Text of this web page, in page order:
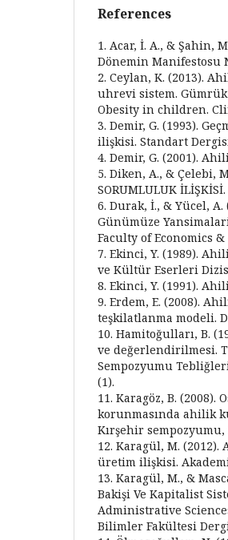
References
1. Acar, İ. A., & Şahin,
Dönemin Manifestosu
2. Ceylan, K. (2013).
uhrevi sistem. Gümrük
Obesity in children.
3. Demir, G. (1993).
ilişkisi. Standart
4. Demir, G. (2001).
5. Diken, A., & Çelebi,
SORUMLULUK
6. Durak, İ., & Yücel,
Günümüze
Faculty of Economics
7. Ekinci, Y. (1989).
ve Kültür Eserleri
8. Ekinci, Y. (1991).
9. Erdem, E. (2008).
teşkilatlanma modeli.
10. Hamitoğulları, B.
ve değerlendirilmesi.
Sempozyumu
(1).
11. Karagöz, B. (2008).
korunmasında ahilik
Kırşehir sempozyumu,
12. Karagül, M. (2012).
üretim ilişkisi.
13. Karagül, M., &
Bakişi Ve Kapitalist
Administrative
Bilimler Fakültesi